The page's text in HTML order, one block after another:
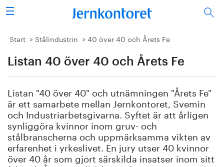
Sök
Stålindustrin
Vision 2050
Forskning/utbildning
Energi/miljö
Vi tycker
Publicerat
Start Stålindustrin 40 över 40 och Årets Fe
Listan 40 över 40 och Årets Fe
Listan "40 över 40" och utnämningen "Årets Fe"
är ett samarbete mellan Jernkontoret, Svemin
och Industriarbetsgivarna. Syftet är att årligen
synliggöra kvinnor inom gruv- och
stålbranscherna och uppmärksamma vikten av
erfarenhet i yrkeslivet. En jury utser 40 kvinnor
över 40 år som gjort särskilda insatser inom sitt